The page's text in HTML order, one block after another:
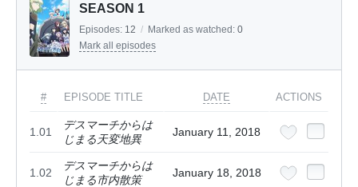
SEASON 1
Episodes: 12 / Marked as watched: 0
Mark all episodes
# EPISODE TITLE DATE ACTIONS
1.01
デスマーチからは
じまる天変地異
January 11, 2018
1.02
デスマーチからは
じまる市内散策
January 18, 2018